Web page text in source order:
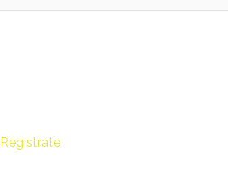
Registrate